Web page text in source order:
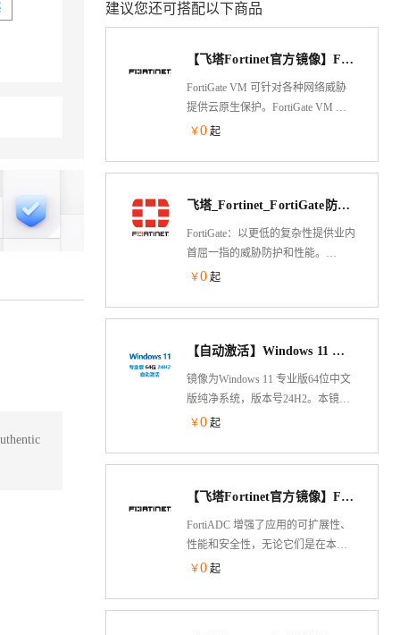
建议您还可搭配以下商品
【飞塔Fortinet官方镜像】FortiGate V6/V7（BYOL）下一代防火墙
FortiGate VM 可针对各种网络威胁
提供云原生保护。FortiGate VM 构
建在运行了 Fortinet 的 FortiGate
混合网状防火墙平台的实施，无论
应用程序部署在哪里，都能获得保
护。
￥0 起
飞塔_Fortinet_FortiGate防火墙(BYOL正式版)
FortiGate：以更低的复杂性提供业内
首屈一指的威胁防护和性能。
FortiGate下一代防火墙产品采用了专
功能和包括加密流量在内的超高性
能。FortiGate所提供的应用、用户和
网络可视化大大降低了安全的复杂
遵从安全最佳实践。
￥0 起
【自动激活】Windows 11 专业版 中文稳定版 2026年7月更新 64位 v24H2_win11 性能优化
镜像为Windows 11 专业版64位中文
版纯净系统，版本号24H2。本镜像
为Win11自动激活版本，该Windows
化，运行更佳流畅。在2025 年 10 月
14 日之后,Microsoft 将不再为
Windows 10 提供来自 Windows 更新
程序。推荐您尽快切换至windows11
系统。
￥0 起
【飞塔Fortinet官方镜像】FortiADC V7（BYOL）负载均衡
FortiADC 增强了应用的可扩展性、
性能和安全性，无论它们是在本地
还是在云中托管。我们的先进应用
￥0 起